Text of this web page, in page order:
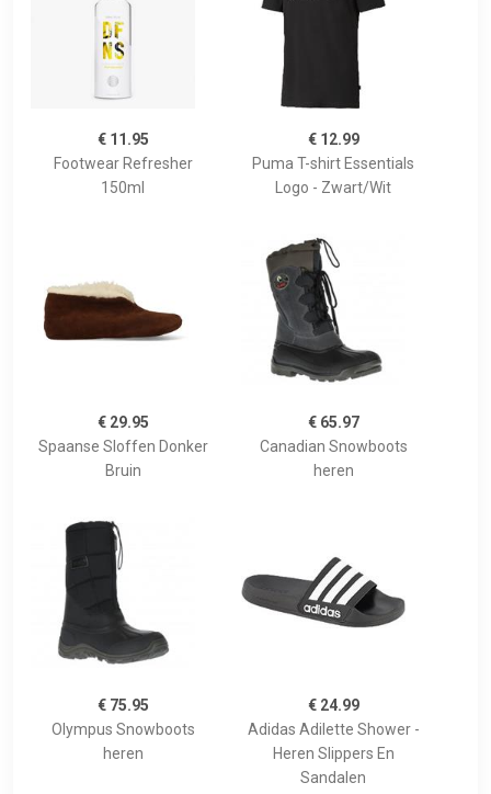
€ 11.95
Footwear Refresher
150ml
€ 12.99
Puma T-shirt Essentials
Logo - Zwart/Wit
€ 29.95
Spaanse Sloffen Donker
Bruin
€ 65.97
Canadian Snowboots
heren
€ 75.95
Olympus Snowboots
heren
€ 24.99
Adidas Adilette Shower -
Heren Slippers En
Sandalen